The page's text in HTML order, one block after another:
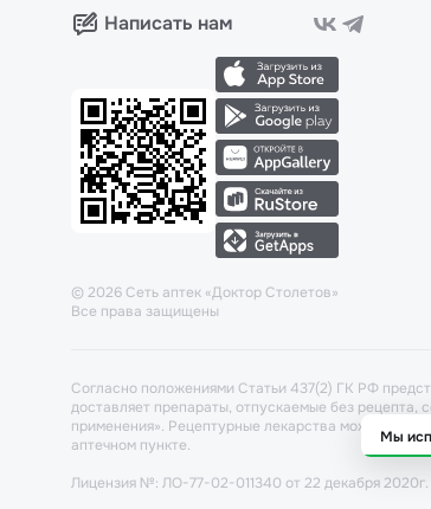
Написать нам
© 2026 Сеть аптек «Доктор Столетов»
Все права защищены
Согласно положениями Статьи 437(2) ГК РФ
доставляет препараты, отпускаемые без рецепта,
применения». Рецептурные лекарства можно
аптечном пункте.
Лицензия №: ЛО-77-02-011340 от 22 декабря
Мы